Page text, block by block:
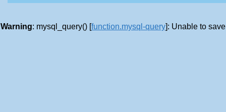
Warning: mysql_query() [function.mysql-query]: Unable to